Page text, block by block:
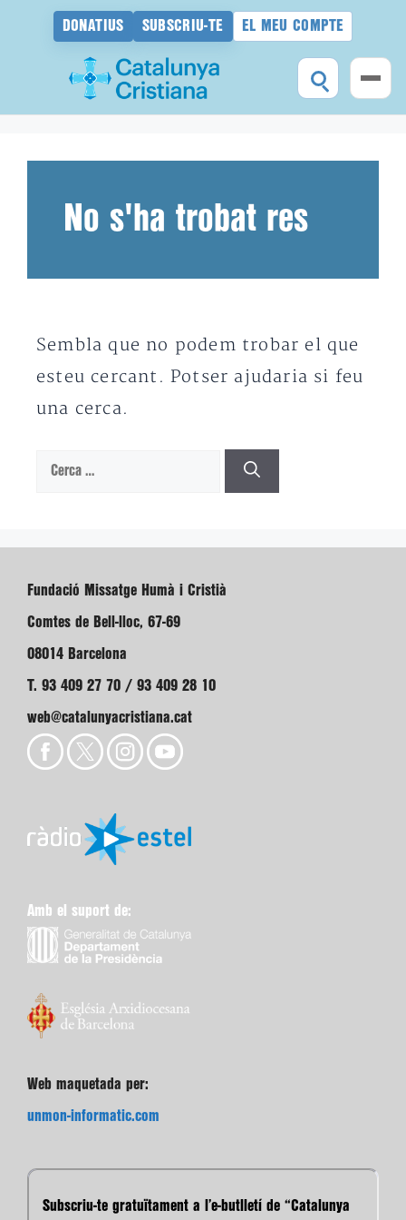
DONATIUS SUBSCRIU-TE EL MEU COMPTE
No s'ha trobat res
Sembla que no podem trobar el que
esteu cercant. Potser ajudaria si feu
una cerca.
Cerca:
Fundació Missatge Humà i Cristià
Comtes de Bell-lloc, 67-69
08014 Barcelona
T. 93 409 27 70 / 93 409 28 10
web@catalunyacristiana.cat
Amb el suport de:
Web maquetada per:
unmon-informatic.com
Subscriu-te gratuïtament a l’e-butlletí de “Catalunya